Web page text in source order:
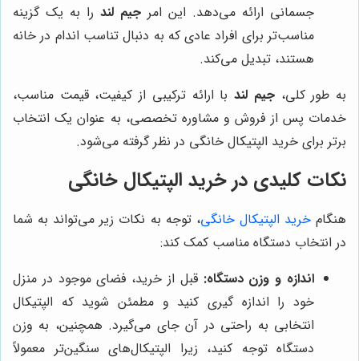
جسمانی ارائه می‌دهد. این امر جیم لند را به یک گزینه
مناسب‌تر برای افراد عادی که به دنبال تناسب اندام در خانه
هستند، تبدیل می‌کند.
به طور کلی،جیم لندبا ارائه ترکیبی از کیفیت، قیمت مناسب،
خدمات پس از فروش و مشاوره تخصصی، به عنوان یک انتخاب
برتر برای خرید الپتیکال خانگی در نظر گرفته می‌شود.
نکات کلیدی در خرید الپتیکال خانگی
هنگامخرید الپتیکال خانگی، توجه به نکات زیر می‌تواند به شما
در انتخاب دستگاه مناسب کمک کند:
اندازه و وزن دستگاه: قبل از خرید، فضای موجود در منزل
خود را اندازه گیری کنید و مطمئن شوید که الپتیکال
انتخابی به راحتی در آن جای می‌گیرد. همچنین، به وزن
دستگاه توجه کنید، زیرا الپتیکال‌های سنگین‌تر معمولاً